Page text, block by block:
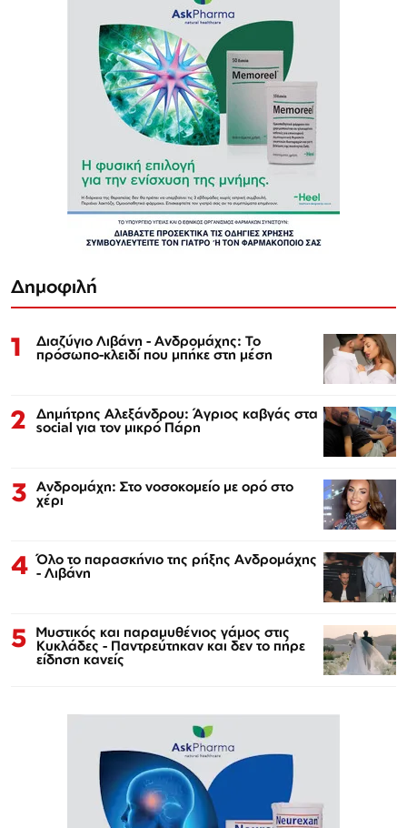
Δημοφιλή
1 Διαζύγιο Λιβάνη - Ανδρομάχης: Το
πρόσωπο-κλειδί που μπήκε στη μέση
2 Δημήτρης Αλεξάνδρου: Άγριος καβγάς στα
social για τον μικρό Πάρη
3 Ανδρομάχη: Στο νοσοκομείο με ορό στο
χέρι
4 Όλο το παρασκήνιο της ρήξης Ανδρομάχης
- Λιβάνη
5 Μυστικός και παραμυθένιος γάμος στις
Κυκλάδες - Παντρεύτηκαν και δεν το πήρε
είδηση κανείς